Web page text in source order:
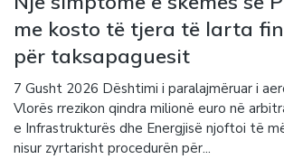
me kosto të tjera të larta
për taksapaguesit
7 Gusht 2026 Dështimi i paralajmëruar i
Vlorës rrezikon qindra milionë euro në
e Infrastrukturës dhe Energjisë njoftoi të
nisur zyrtarisht procedurën për...